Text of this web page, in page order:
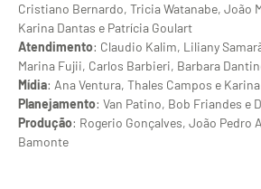
Cristiano Bernardo, Tricia Watanabe, João
Karina Dantas e Patrícia Goulart
Atendimento: Claudio Kalim, Liliany
Marina Fujii, Carlos Barbieri, Barbara
Mídia: Ana Ventura, Thales Campos e
Planejamento: Van Patino, Bob Friandes e
Produção: Rogerio Gonçalves, João Pedro
Bamonte